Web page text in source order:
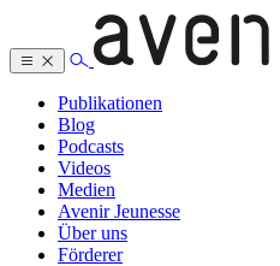
Publikationen
Blog
Podcasts
Videos
Medien
Avenir Jeunesse
Über uns
Förderer